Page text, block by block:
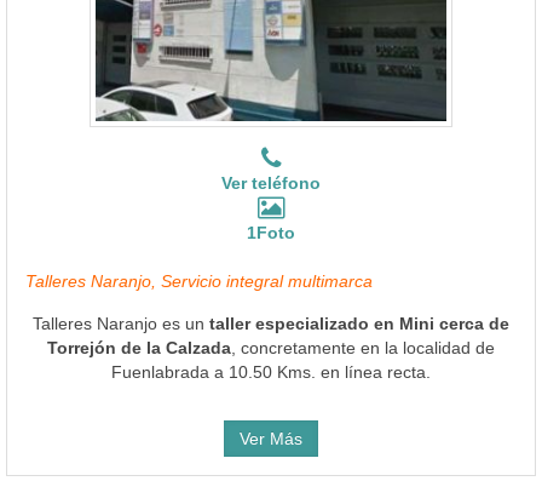
Ver teléfono
1Foto
Talleres Naranjo, Servicio integral multimarca
Talleres Naranjo es un taller especializado en Mini cerca de
Torrejón de la Calzada , concretamente en la localidad de
Fuenlabrada a 10.50 Kms. en línea recta.
Ver Más